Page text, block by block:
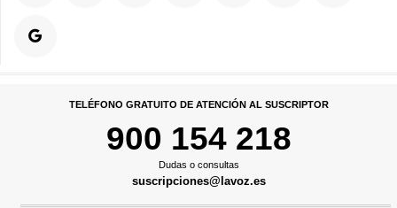
TELÉFONO GRATUITO DE ATENCIÓN AL SUSCRIPTOR
900 154 218
Dudas o consultas
suscripciones@lavoz.es